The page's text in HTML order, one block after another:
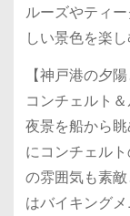
ルーズやティ
しい景色を楽
【神戸港の夕
コンチェルト
夜景を船から
にコンチェル
の雰囲気も素
はバイキング